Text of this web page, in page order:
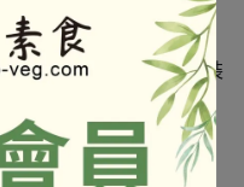
片有差異時，以實際包裝